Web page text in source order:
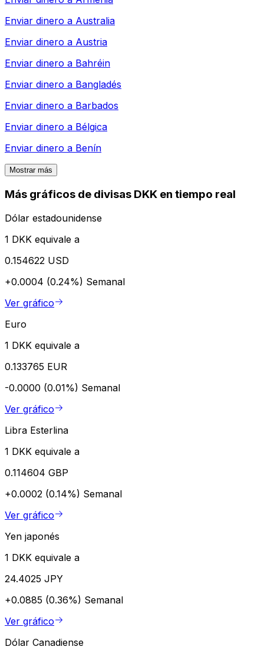
Enviar dinero a Australia
Enviar dinero a Austria
Enviar dinero a Bahréin
Enviar dinero a Bangladés
Enviar dinero a Barbados
Enviar dinero a Bélgica
Enviar dinero a Benín
Mostrar más
Más gráficos de divisas DKK en tiempo real
Dólar estadounidense
1 DKK equivale a
0.154622 USD
+0.0004 (0.24%) Semanal
Ver gráfico
Euro
1 DKK equivale a
0.133765 EUR
-0.0000 (0.01%) Semanal
Ver gráfico
Libra Esterlina
1 DKK equivale a
0.114604 GBP
+0.0002 (0.14%) Semanal
Ver gráfico
Yen japonés
1 DKK equivale a
24.4025 JPY
+0.0885 (0.36%) Semanal
Ver gráfico
Dólar Canadiense